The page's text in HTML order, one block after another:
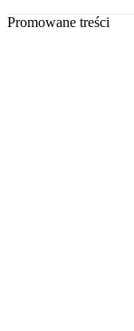
Promowane treści